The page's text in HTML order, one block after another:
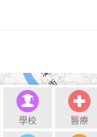
學校 醫療